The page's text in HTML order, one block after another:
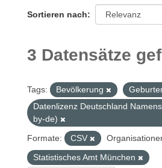
Sortieren nach
3 Datensätze
Tags: Bevölkerung
Datenlizenz Deutschland
by-de)
Formate:
CSV
Statistisches Amt München